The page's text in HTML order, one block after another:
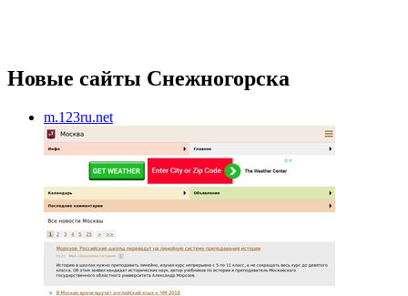
Новые сайты Снежногорска
m.123ru.net